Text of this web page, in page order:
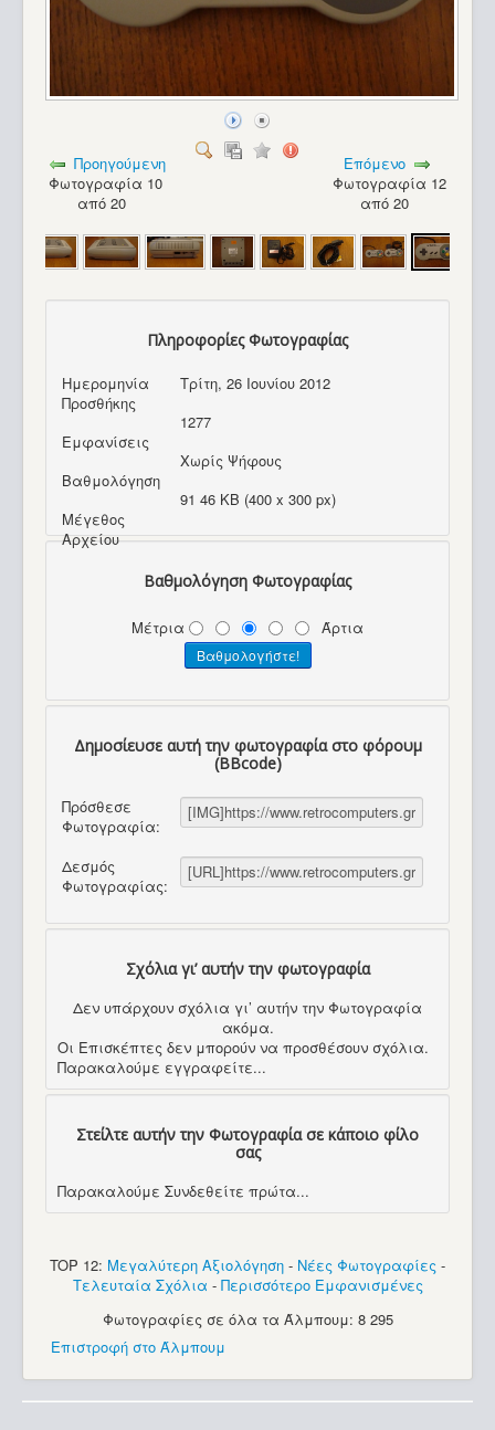
PC - Altec 88 (8088)_4
Προηγούμενη
Φωτογραφία 10
από 20
Επόμενο
Φωτογραφία 12
από 20
Πληροφορίες Φωτογραφίας
Ημερομηνία
Προσθήκης
Τρίτη, 26 Ιουνίου 2012
Εμφανίσεις
1277
Βαθμολόγηση
Χωρίς Ψήφους
Μέγεθος
Αρχείου
91 46 KB (400 x 300 px)
Βαθμολόγηση Φωτογραφίας
Μέτρια Άρτια
Δημοσίευσε αυτή την φωτογραφία στο φόρουμ
(BBcode)
Πρόσθεσε
Φωτογραφία:
Δεσμός
Φωτογραφίας:
Σχόλια γι’ αυτήν την φωτογραφία
Δεν υπάρχουν σχόλια γι’ αυτήν την Φωτογραφία
ακόμα.
Οι Επισκέπτες δεν μπορούν να προσθέσουν σχόλια.
Παρακαλούμε εγγραφείτε...
Στείλτε αυτήν την Φωτογραφία σε κάποιο φίλο
σας
Παρακαλούμε Συνδεθείτε πρώτα...
TOP 12: Μεγαλύτερη Αξιολόγηση - Νέες Φωτογραφίες -
Τελευταία Σχόλια - Περισσότερο Εμφανισμένες
Φωτογραφίες σε όλα τα Άλμπουμ: 8 295
Επιστροφή στο Άλμπουμ